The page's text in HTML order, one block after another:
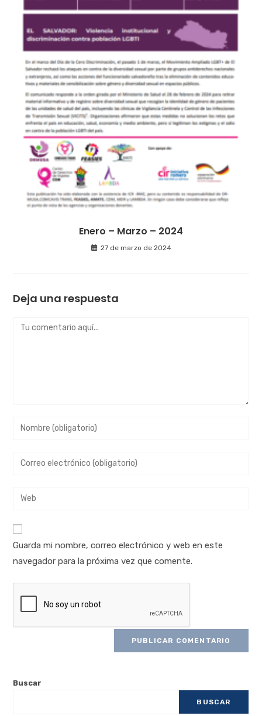
Enero – Marzo – 2024
27 de marzo de 2024
Deja una respuesta
Guarda mi nombre, correo electrónico y web en este
navegador para la próxima vez que comente.
Buscar
BUSCAR